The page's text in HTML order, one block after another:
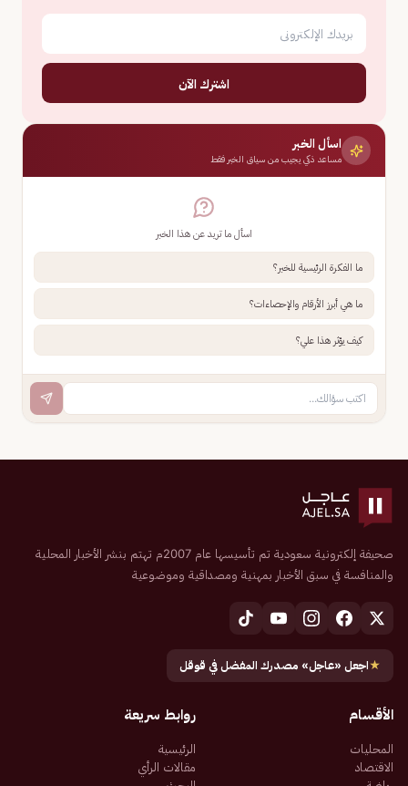
اشترك الآن
اسأل الخبر
مساعد ذكي يجيب من سياق الخبر فقط
اسأل ما تريد عن هذا الخبر
ما الفكرة الرئيسية للخبر؟
ما هي أبرز الأرقام والإحصاءات؟
كيف يؤثر هذا علي؟
صحيفة إلكترونية سعودية تم تأسيسها عام 2007م تهتم بنشر الأخبار المحلية
والمنافسة في سبق الأخبار بمهنية ومصداقية وموضوعية
★اجعل «عاجل» مصدرك المفضل في قوقل
الأقسام
المحليات
الاقتصاد
روابط سريعة
الرئيسية
مقالات الرأي